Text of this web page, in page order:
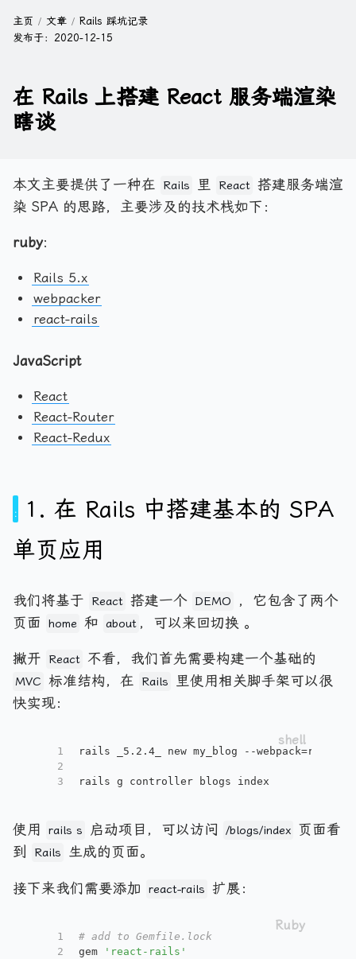
主页 文章
Rails 踩坑记录
发布于： 2020-12-15
在 Rails 上搭建 React 服务端渲染
瞎谈
本文主要提供了一种在 Rails 里 React 搭建服务端渲
染 SPA 的思路，主要涉及的技术栈如下：
ruby:
Rails 5.x
webpacker
react-rails
JavaScript
React
React-Router
React-Redux
1. 在 Rails 中搭建基本的 SPA
单页应用
我们将基于 React 搭建一个 DEMO
，它包含了两个
页面
home 和 about ，可以来回切换 。
撇开 React 不看，我们首先需要构建一个基础的
MVC 标准结构，在 Rails
里使用相关脚手架可以很
快实现：
1
2
3
rails _5.2.4_ new my_blog --webpack=react
rails g controller blogs index
使用 rails s 启动项目，可以访问 /blogs/index 页面看
到
Rails 生成的页面。
接下来我们需要添加 react-rails 扩展：
1
2
# add to Gemfile.lock
gem
'react-rails'